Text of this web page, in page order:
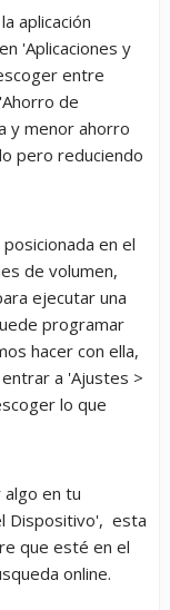
aplicación
'Aplicaciones y
entre
de
y menor ahorro
pero reduciendo
en el
de volumen,
ejecutar una
programar
hacer con ella,
a 'Ajustes >
lo que
algo en tu
Dispositivo', esta
que esté en el
online.